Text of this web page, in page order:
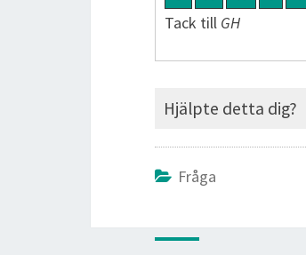
Tack till GH
Hjälpte detta dig?
Fråga